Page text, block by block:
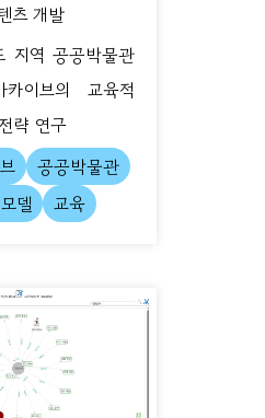
츠 개발
지역 공공박물관
카이브의 교육적
략 연구
공공박물관
델
교육